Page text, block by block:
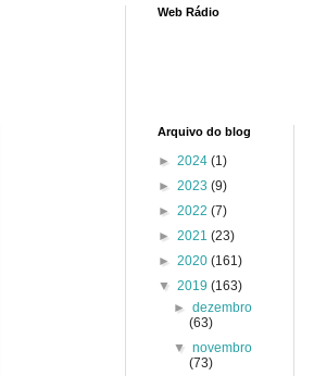
Web Rádio
Arquivo do blog
► 2024 (1)
► 2023 (9)
► 2022 (7)
► 2021 (23)
► 2020 (161)
▼ 2019 (163)
►dezembro
(63)
▼novembro
(73)